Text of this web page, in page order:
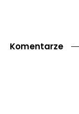
Komentarze